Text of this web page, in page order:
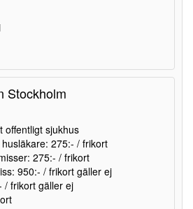
Stockholm
offentligt sjukhus
275:- / frikort
275:- / frikort
950:- / frikort gäller ej
/ frikort gäller ej